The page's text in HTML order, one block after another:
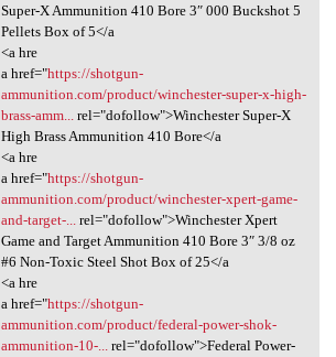
Super-X Ammunition 410 Bore 3″ 000 Buckshot 5
Pellets Box of 5</a
<a hre
a href="https://shotgun-
ammunition.com/product/winchester-super-x-high-
brass-amm...rel="dofollow">Winchester Super-X
High Brass Ammunition 410 Bore</a
<a hre
a href="https://shotgun-
ammunition.com/product/winchester-xpert-game-
and-target-...rel="dofollow">Winchester Xpert
Game and Target Ammunition 410 Bore 3″ 3/8 oz
#6 Non-Toxic Steel Shot Box of 25</a
<a hre
a href="https://shotgun-
ammunition.com/product/federal-power-shok-
ammunition-10-...rel="dofollow">Federal Power-